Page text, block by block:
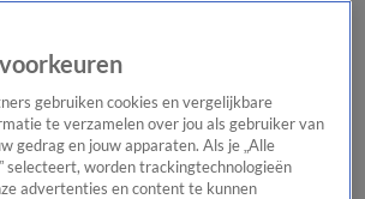
Regionieuws Het beste van Hart
Tip de
gebruiken cookies en vergelijkbare
te verzamelen over jou als gebruiker van
gedrag en jouw apparaten. Als je „Alle
selecteert, worden trackingtechnologieën
advertenties en content te kunnen